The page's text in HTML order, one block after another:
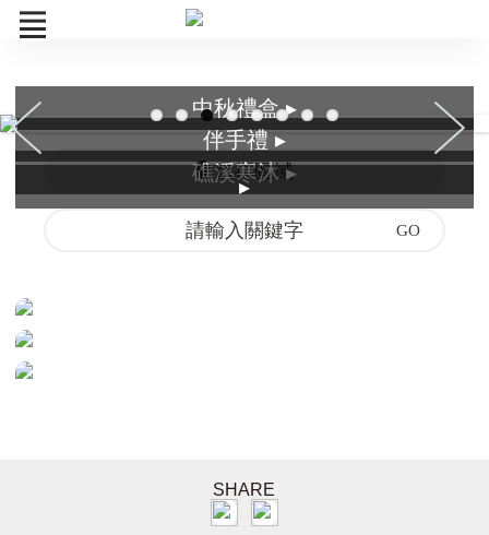
中秋禮盒
選擇區域
中秋禮盒 ▸
伴手禮 ▸
礁溪寒沐 ▸
▸
SHARE